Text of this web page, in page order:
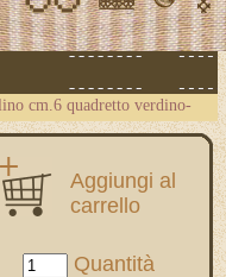
cm.6 quadretto verdino-
Aggiungi al
carrello
Quantità